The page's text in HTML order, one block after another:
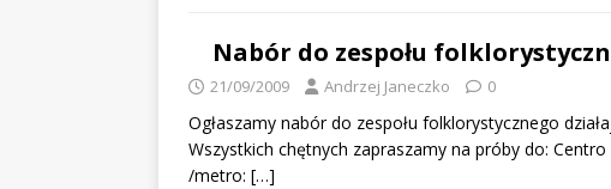
Nabór do zespołu
21/09/2009 Andrzej Janeczko 0
Ogłaszamy nabór do zespołu folklorystycznego
Wszystkich chętnych zapraszamy na próby do:
/metro: […]